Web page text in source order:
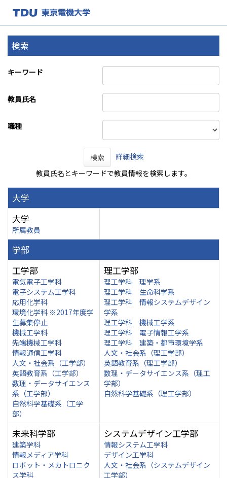
検索
キーワード
教員氏名
職種
検索
詳細検索
教員氏名とキーワードで教員情報を検索します。
大学
大学
所属教員
学部
工学部
電気電子工学科
電子システム工学科
応用化学科
環境化学科 ※2017年度学
生募集停止
機械工学科
先端機械工学科
情報通信工学科
人文・社会系（工学部）
英語教育系（工学部）
数理・データサイエンス
系（工学部）
自然科学基礎系（工学
部）
理工学部
理工学科 理学系
理工学科 生命科学系
理工学科 情報システムデザイン
学系
理工学科 機械工学系
理工学科 電子情報工学系
理工学科 建築・都市環境学系
人文・社会系（理工学部）
英語教育系（理工学部）
数理・データサイエンス系（理工
学部）
自然科学基礎系（理工学部）
未来科学部
建築学科
情報メディア学科
ロボット・メカトロニク
ス学科
システムデザイン工学部
情報システム工学科
デザイン工学科
人文・社会系（システムデザイン
工学部）